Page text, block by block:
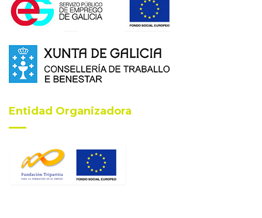
Entidad Organizadora